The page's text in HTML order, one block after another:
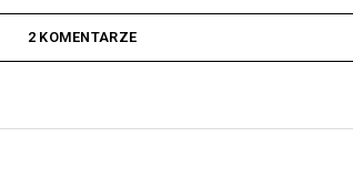
2 KOMENTARZE